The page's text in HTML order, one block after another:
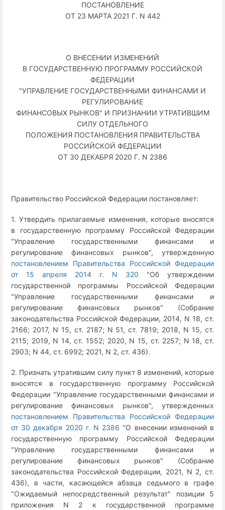
ПОСТАНОВЛЕНИЕ
ОТ 23 МАРТА 2021 Г. N 442
О ВНЕСЕНИИ ИЗМЕНЕНИЙ
В ГОСУДАРСТВЕННУЮ ПРОГРАММУ РОССИЙСКОЙ
ФЕДЕРАЦИИ
"УПРАВЛЕНИЕ ГОСУДАРСТВЕННЫМИ ФИНАНСАМИ И
РЕГУЛИРОВАНИЕ
ФИНАНСОВЫХ РЫНКОВ" И ПРИЗНАНИИ УТРАТИВШИМ
СИЛУ ОТДЕЛЬНОГО
ПОЛОЖЕНИЯ ПОСТАНОВЛЕНИЯ ПРАВИТЕЛЬСТВА
РОССИЙСКОЙ ФЕДЕРАЦИИ
ОТ 30 ДЕКАБРЯ 2020 Г. N 2386
Правительство Российской Федерации постановляет:
1. Утвердить прилагаемые изменения, которые вносятся
в государственную программу Российской Федерации
"Управление государственными финансами и
регулирование финансовых рынков", утвержденную
постановлением Правительства Российской Федерации
от 15 апреля 2014 г. N 320 "Об утверждении
государственной программы Российской Федерации
"Управление государственными финансами и
регулирование финансовых рынков" (Собрание
законодательства Российской Федерации, 2014, N 18, ст.
2166; 2017, N 15, ст. 2187; N 51, ст. 7819; 2018, N 15, ст.
2115; 2019, N 14, ст. 1552; 2020, N 15, ст. 2257; N 18, ст.
2903; N 44, ст. 6992; 2021, N 2, ст. 436).
2. Признать утратившим силу пункт 8 изменений, которые
вносятся в государственную программу Российской
Федерации "Управление государственными финансами и
регулирование финансовых рынков", утвержденных
постановлением Правительства Российской Федерации
от 30 декабря 2020 г. N 2386 "О внесении изменений в
государственную программу Российской Федерации
"Управление государственными финансами и
регулирование финансовых рынков" (Собрание
законодательства Российской Федерации, 2021, N 2, ст.
436), в части, касающейся абзаца седьмого в графе
"Ожидаемый непосредственный результат" позиции 5
приложения N 2 к государственной программе